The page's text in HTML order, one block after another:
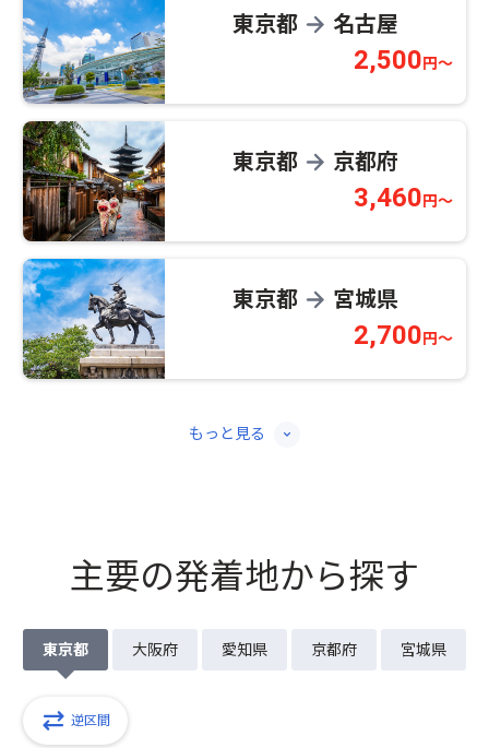
東京都 → 名古屋
2,500円～
東京都 → 京都府
3,460円～
東京都 → 宮城県
2,700円～
もっと見る
主要の発着地から探す
東京都 大阪府 愛知県 京都府 宮城県
逆区間